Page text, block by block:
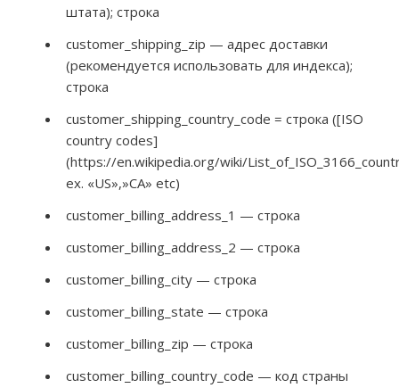
штата); строка
customer_shipping_zip — адрес доставки
(рекомендуется использовать для индекса);
строка
customer_shipping_country_code = строка ([ISO
country codes]
(https://en.wikipedia.org/wiki/
ex. «US»,»CA» etc)
customer_billing_address_1 — строка
customer_billing_address_2 — строка
customer_billing_city — строка
customer_billing_state — строка
customer_billing_zip — строка
customer_billing_country_code — код страны